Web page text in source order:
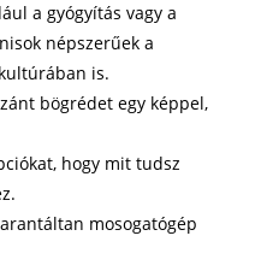
a gyógyítás vagy a
népszerűek a
is.
bögrédet egy képpel,
hogy mit tudsz
mosogatógép